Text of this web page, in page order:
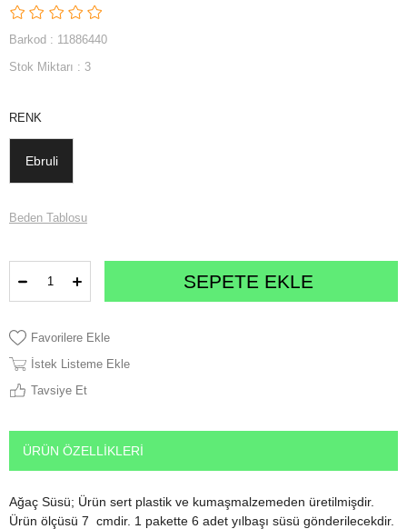
Barkod : 11886440
Stok Miktarı : 3
RENK
Ebruli
Beden Tablosu
Favorilere Ekle
İstek Listeme Ekle
Tavsiye Et
ÜRÜN ÖZELLIKLERI
Ağaç Süsü; Ürün sert plastik ve kumaşmalzemeden üretilmişdir.
Ürün ölçüsü 7 cmdir. 1 pakette 6 adet yılbaşı süsü gönderilecekdir.